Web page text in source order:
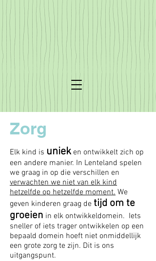
Zorg
Elk kind is uniek en ontwikkelt zich op
een andere manier. In Lenteland spelen
we graag in op die verschillen en
verwachten we niet van elk kind
hetzelfde op hetzelfde moment. We
geven kinderen graag de tijd om te
groeien in elk ontwikkeldomein. Iets
sneller of iets trager ontwikkelen op een
bepaald domein hoeft niet onmiddellijk
een grote zorg te zijn. Dit is ons
uitgangspunt.